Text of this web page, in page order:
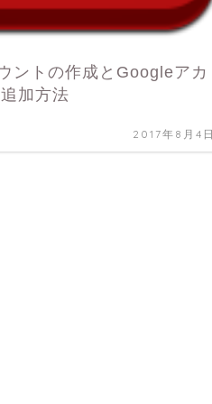
ントの作成とGoogleアカ
加方法
2017年8月4